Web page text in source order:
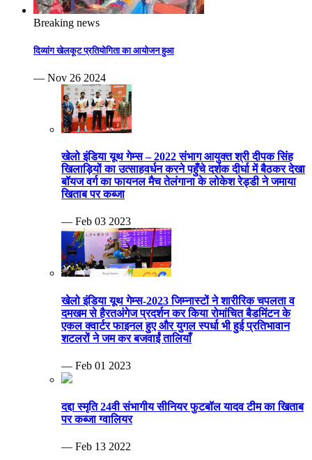
Breaking news
दिव्यांग खेलकूट प्रतियोगिता का आयोजन हुआ
— Nov 26 2024
खेलो इंडिया यूथ गेम्स – 2022 संभाग आयुक्त श्री दीपक सिंह
खिलाड़ियों का उत्साहवर्धन करने पहुँचे दर्शक दीर्घा में बैठकर देखा
बॉयज वर्ग का फायनल मैच तेलंगाना के लोकेश रेड्डी ने जमाया
खिताब पर कब्जा
— Feb 03 2023
खेलो इंडिया यूथ गेम्स-2023 जिम्नास्टों ने शारीरिक चपलता व
दमखम से हैरतअंगेज प्रदर्शन कर किया रोमांचित बैडमिंटन के
एकल क्वार्टर फाइनल हुए और युगल स्पर्धा भी हुई प्रतिभावान
शटलरों ने जम कर बजवाईं तालियाँ
— Feb 01 2023
दद्दा स्मृति 24वी संभागीय सीनियर फुटबॉल यादव टीम का खिताब
पर कब्जा ग्वालियर
— Feb 13 2022